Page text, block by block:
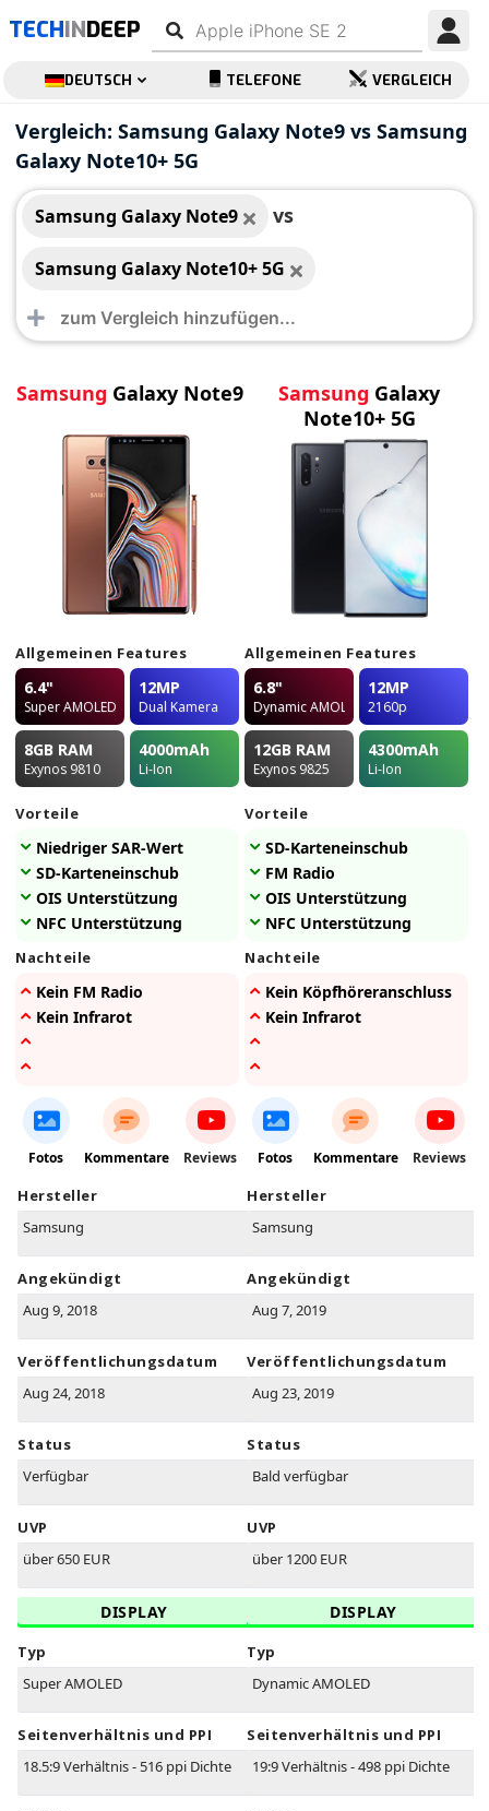
TECHINDEEP
DEUTSCH TELEFONE VERGLEICH
Vergleich: Samsung Galaxy Note9 vs Samsung
Galaxy Note10+ 5G
Samsung Galaxy Note9 vs
Samsung Galaxy Note10+ 5G
Samsung Galaxy
Note9
Samsung Galaxy Note9
Allgemeinen Features
6.4"
Super AMOLED
12MP
Dual Kamera
8GB RAM
Exynos 9810
4000mAh
Li-Ion
Vorteile
Niedriger SAR-Wert
SD-Karteneinschub
OIS Unterstützung
NFC Unterstützung
Nachteile
Kein FM Radio
Kein Infrarot
Fotos Kommentare Reviews
Hersteller
Samsung
Angekündigt
Aug 9, 2018
Veröffentlichungsdatum
Aug 24, 2018
Status
Verfügbar
UVP
über 650 EUR
DISPLAY
Typ
Super AMOLED
Seitenverhältnis und PPI
18.5:9 Verhältnis - 516 ppi Dichte
Samsung Galaxy
Note10+ 5G
Samsung Galaxy
Note10+ 5G
Allgemeinen Features
6.8"
Dynamic AMOLED
12MP
2160p
12GB RAM
Exynos 9825
4300mAh
Li-Ion
Vorteile
SD-Karteneinschub
FM Radio
OIS Unterstützung
NFC Unterstützung
Nachteile
Kein Köpfhöreranschluss
Kein Infrarot
Fotos Kommentare Reviews
Hersteller
Samsung
Angekündigt
Aug 7, 2019
Veröffentlichungsdatum
Aug 23, 2019
Status
Bald verfügbar
UVP
über 1200 EUR
DISPLAY
Typ
Dynamic AMOLED
Seitenverhältnis und PPI
19:9 Verhältnis - 498 ppi Dichte